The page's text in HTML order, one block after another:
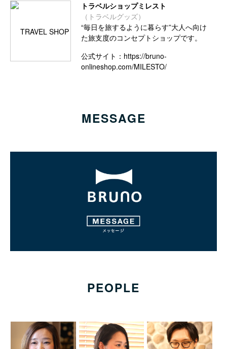
トラベルショップミレスト
（トラベルグッズ）
“毎日を旅するように暮らす”大人へ向け
た旅支度のコンセプトショップです。
公式サイト： https://bruno-
onlineshop.com/MILESTO/
MESSAGE
PEOPLE